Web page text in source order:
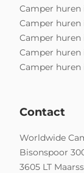
Camper huren
Camper huren
Camper huren
Camper huren
Camper
Contact
Worldwide
Bisonspoor
3605 LT